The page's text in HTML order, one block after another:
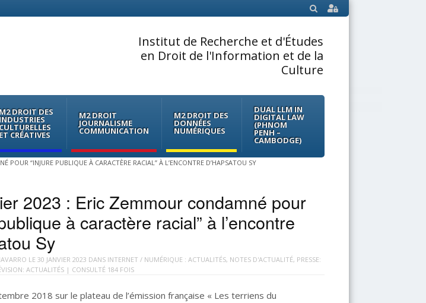
SEARCH
Institut de Recherche et d'Études
en Droit de l'Information et de la
Culture
DROIT DES
CRÉATIVES
M2 DROIT
JOURNALISME
COMMUNICATION
M2 DROIT DES
DONNÉES
NUMÉRIQUES
DUAL LLM IN
DIGITAL LAW
(PHNOM
PENH –
CAMBODGE)
POUR “INJURE PUBLIQUE À CARACTÈRE RACIAL” À L’ENCONTRE D’HAPSATOU SY
2023 : Eric Zemmour condamné pour
à caractère racial” à l’encontre
Sy
LE 30 JANVIER 2023 DANS INTERNET / NUMÉRIQUE : ACTUALITÉS, NOTES D'ACTUALITÉ, PRESSE:
ACTUALITÉS| CONSULTÉ 184 FOIS
2018 sur le plateau de l’émission française « Les terriens du